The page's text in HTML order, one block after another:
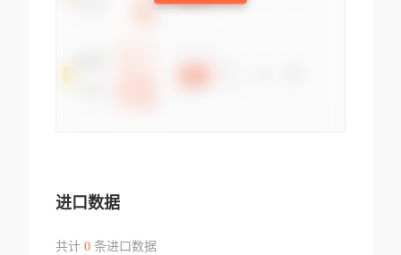
进口数据
共计 0条进口数据